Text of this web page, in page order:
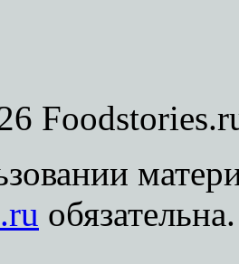
обязательна.